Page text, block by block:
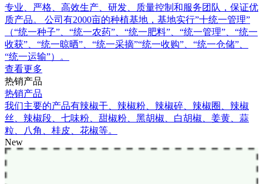
专业、严格、高效生产、研发、质量控制和服务团队，保证优
质产品。 公司有2000亩的种植基地，基地实行”十统一管理”
（“统一种子”、“统一农药”、“统一肥料”、“统一管理”、“统一
收获”、“统一晾晒”、“统一采摘”“统一收购”、“统一仓储”、
“统一运输”）。
查看更多
热销产品
热销产品
我们主要的产品有辣椒干、辣椒粉、辣椒碎、辣椒圈、辣椒
丝、辣椒段、七味粉、甜椒粉、黑胡椒、白胡椒、姜黄、蒜
粒、八角、桂皮、花椒等。
New